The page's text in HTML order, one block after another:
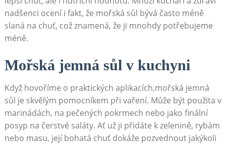
nadšenci ocení i fakt, že mořská sůl bývá často méně
slaná na chuť, což znamená, že ji mnohdy potřebujeme
méně.
Mořská jemná sůl v kuchyni
Když hovoříme o praktických aplikacích,mořská jemná
sůl je skvělým pomocníkem při vaření. Může být použita v
marinádách, na pečených pokrmech nebo jako finální
posyp na čerstvé saláty. Ať už ji přidáte k zelenině, rybám
nebo masu, její bohatá chuť dokáže pozvednout jakýkoli